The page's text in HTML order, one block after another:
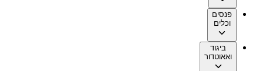
פנסים
וכלים
ביגוד
ואאוטדור